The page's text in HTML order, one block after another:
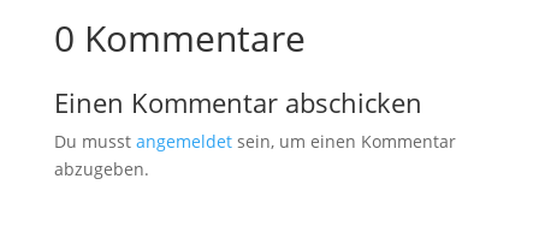
0 Kommentare
Einen Kommentar abschicken
Du musst angemeldetsein, um einen Kommentar
abzugeben.